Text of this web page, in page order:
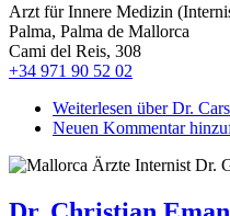
Arzt für Innere Medizin
Palma, Palma de Mallorca
Cami del Reis, 308
+34 971 90 52 02
Weiterlesen über Dr.
Neuen Kommentar